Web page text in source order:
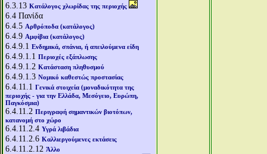
6.3.13 Κατάλογος χλωρίδας της περιοχής
6.4 Πανίδα
6.4.5 Αρθρόποδα (κατάλογος)
6.4.9 Αμφίβια (κατάλογος)
6.4.9.1 Ενδημικά, σπάνια, ή απειλούμενα είδη
6.4.9.1.1 Περιοχές εξάπλωσης
6.4.9.1.2 Κατάσταση πληθυσμού
6.4.9.1.3 Νομικό καθεστώς προστασίας
6.4.11.1 Γενικά στοιχεία (μοναδικότητα της
περιοχής - για την Ελλάδα, Μεσόγειο, Ευρώπη,
Παγκόσμια)
6.4.11.2 Περιγραφή σημαντικών βιοτόπων,
κατανομή στο χώρο
6.4.11.2.4 Υγρά λιβάδια
6.4.11.2.6 Καλλιεργούμενες εκτάσεις
6.4.11.2.12 Άλλο